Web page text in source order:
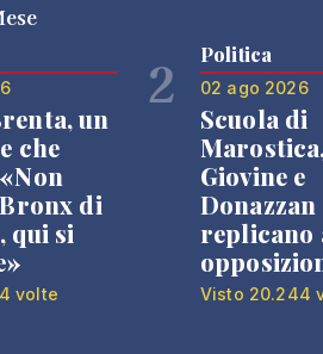
un
che
di
qui si
volte
2 Politica
02 ago 2026
Scuola di
Giovine e
Donazzan
replicano
Visto 20.244